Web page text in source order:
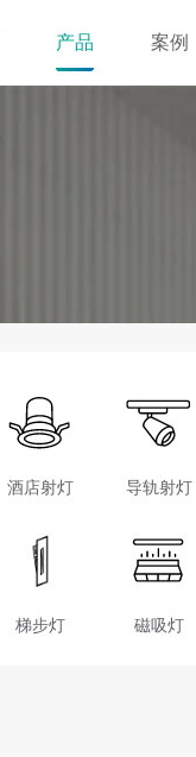
产品 案例
酒店射灯 导轨射灯
梯步灯 磁吸灯